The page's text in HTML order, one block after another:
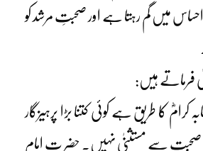
میں گم رہتا ہے اور صحبتِ مرشد کو
فرماتے ہیں:
کرامؓ کا طریق ہے کوئی کتنا بڑا پرہیزگار
صحبت سے مستثنیٰ نہیں۔ حضر ت امام